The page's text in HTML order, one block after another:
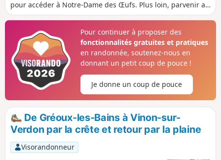
pour accéder à Notre-Dame des Œufs. Plus loin, parvenir au
point de vue du Pas du Verré et à la croix de la Vallée
équestre des Aurabelles.Pour continuer à proposer des
fonctionnalités gratuites et pratiques
en randonnée, soutenez-nous en
donnant un petit coup de pouce !
Je donne un coup de pouce
De Gréoux-les-Bains à Vinon-sur-
Verdon par la crête et retour par la plaine
Visorandonneur